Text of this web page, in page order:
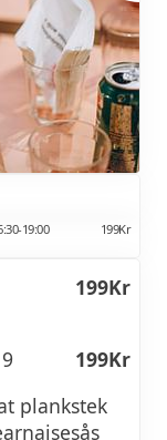
50Kr
19:00 199Kr
199Kr
199Kr
plankstek